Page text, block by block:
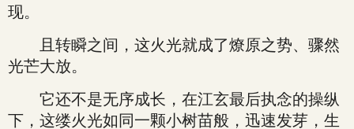
现。
且转瞬之间，这火光就成了燎原之势、骤然
光芒大放。
它还不是无序成长，在江玄最后执念的操纵
下，这缕火光如同一颗小树苗般，迅速发芽，生